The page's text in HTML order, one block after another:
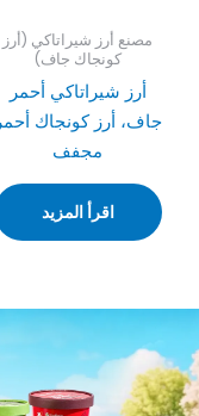
مصنع أرز شيراتاكي (أرز
كونجاك جاف)
أرز شيراتاكي أحمر
جاف، أرز كونجاك أحمر
مجفف
اقرأ المزيد